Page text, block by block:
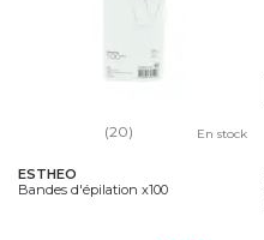
(20) En stock
ESTHEO
Bandes d'épilation x100